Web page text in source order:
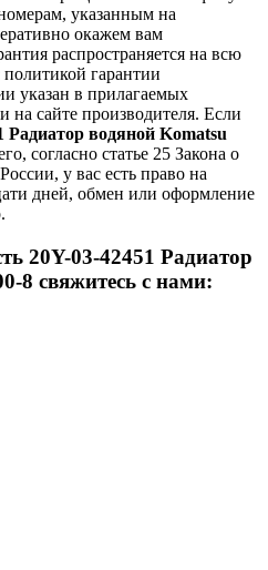
указанным на
окажем вам
распространяется на всю
гарантии
указан в прилагаемых
на сайте производителя. Если
Радиатор водяной Komatsu
согласно статье 25 Закона о
у вас есть право на
дней, обмен или оформление
20Y-03-42451 Радиатор
8 свяжитесь с нами: